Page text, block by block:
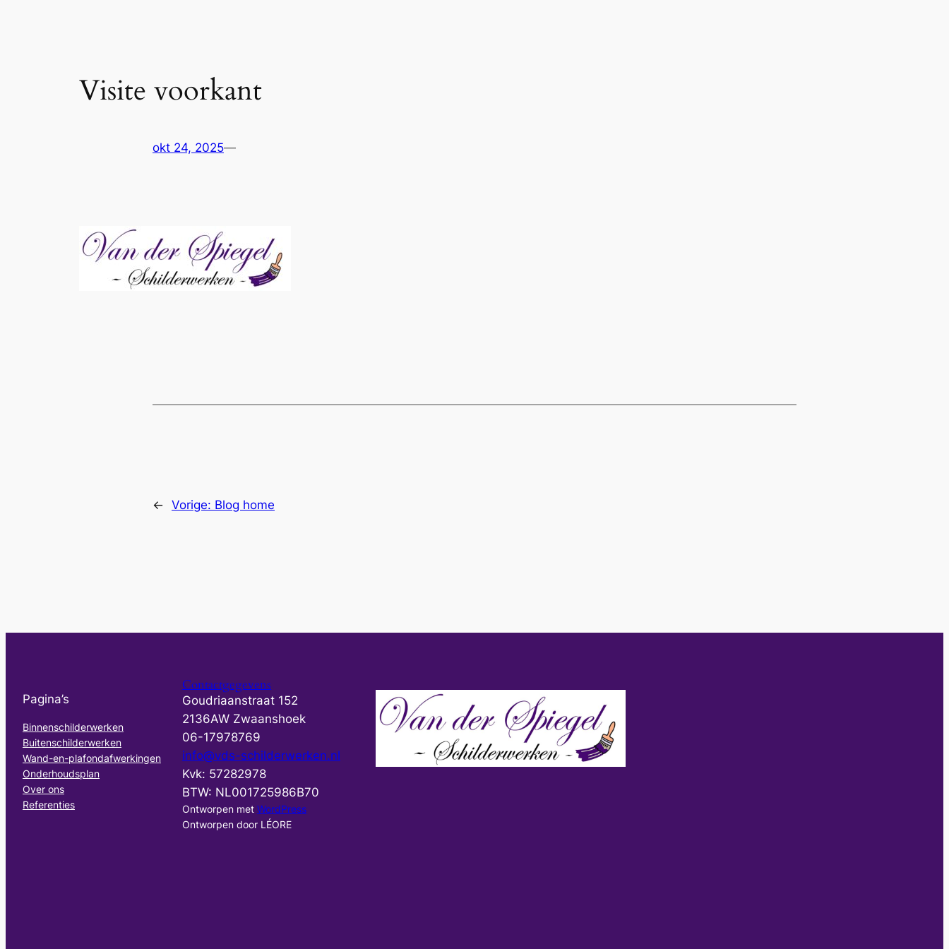
Visite voorkant
okt 24, 2025—
← Vorige: Blog home
Pagina’s
Binnenschilderwerken
Buitenschilderwerken
Wand-en-plafondafwerkingen
Onderhoudsplan
Over ons
Referenties
Contactgegevens
Goudriaanstraat 152
2136AW Zwaanshoek
06-17978769
info@vds-schilderwerken.nl
Kvk: 57282978
BTW: NL001725986B70
Ontworpen met WordPress
Ontworpen door LÉORE